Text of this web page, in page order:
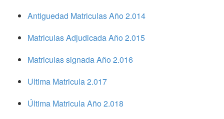
Antiguedad Matriculas Año 2.014
Matriculas Adjudicada Año 2.015
Matriculas signada Año 2.016
Ultima Matricula 2.017
Última Matricula Año 2.018